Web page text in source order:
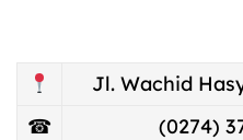
Jl. Wachid
☎
(0274)